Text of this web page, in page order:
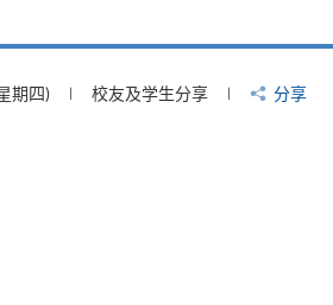
期四) 校友及学生分享 分享